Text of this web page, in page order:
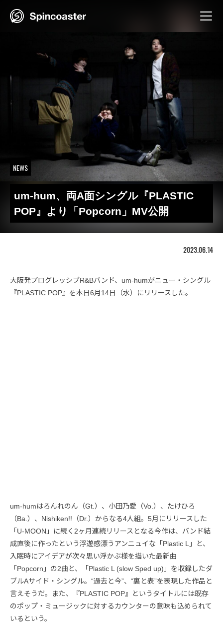
NEWS
um-hum、両A面シングル『PLASTIC
POP』より「Popcorn」MV公開
2023.06.14
大阪発プログレッシブR&Bバンド、um-humがニュー・シングル
『PLASTIC POP』を本日6月14日（水）にリリースした。
um-humはろんれのん（Gt.）、小田乃愛（Vo.）、たけひろ
（Ba.）、Nishiken!!（Dr.）からなる4人組。5月にリリースした
「U-MOON」に続く2ヶ月連続リリースとなる今作は、バンド結
成直後に作ったという浮遊感漂うアンニュイな「Plastic L」と、
入眠時にアイデアが次々思い浮かぶ様を描いた最新曲
「Popcorn」の2曲と、「Plastic L (slow Sped up)」を収録したダ
ブルAサイド・シングル。“過去と今”、“裏と表”を表現した作品と
言えそうだ。また、『PLASTIC POP』というタイトルには既存
のポップ・ミュージックに対するカウンターの意味も込められて
いるという。